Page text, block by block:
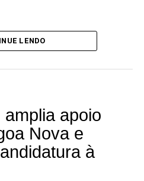
cenário ainda está aberto e
a eleição.
LENDO
apoio
Nova e
à